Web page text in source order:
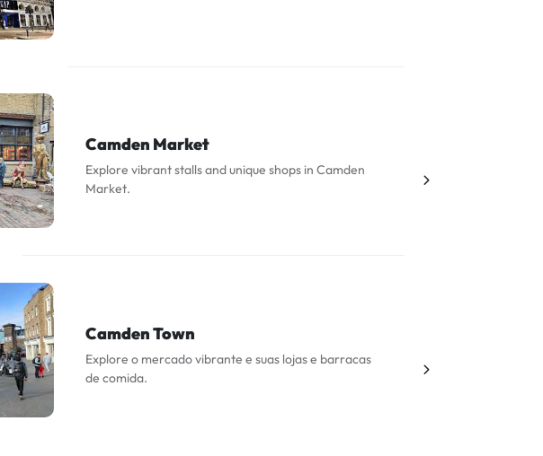
Camden Market
Explore vibrant stalls and unique shops in Camden
Market.
Camden Town
Explore o mercado vibrante e suas lojas e barracas
de comida.